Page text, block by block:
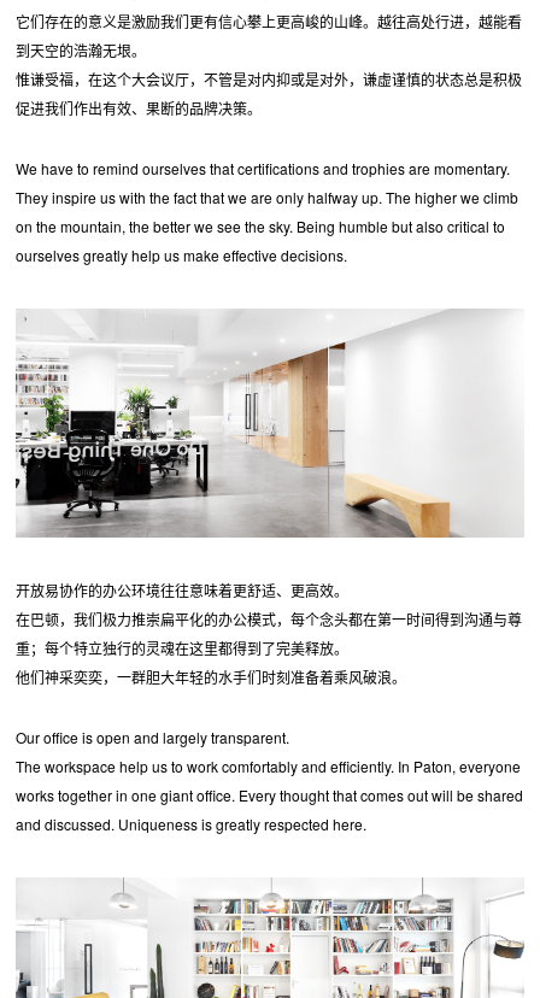
它们存在的意义是激励我们更有信心攀上更高峻的山峰。越往高处行进，越能看
到天空的浩瀚无垠。
惟谦受福，在这个大会议厅，不管是对内抑或是对外，谦虚谨慎的状态总是积极
促进我们作出有效、果断的品牌决策。
We have to remind ourselves that certifications and trophies are momentary.
They inspire us with the fact that we are only halfway up. The higher we climb
on the mountain, the better we see the sky. Being humble but also critical to
ourselves greatly help us make effective decisions.
开放易协作的办公环境往往意味着更舒适、更高效。
在巴顿，我们极力推崇扁平化的办公模式，每个念头都在第一时间得到沟通与尊
重；每个特立独行的灵魂在这里都得到了完美释放。
他们神采奕奕，一群胆大年轻的水手们时刻准备着乘风破浪。
Our office is open and largely transparent.
The workspace help us to work comfortably and efficiently. In Paton, everyone
works together in one giant office. Every thought that comes out will be shared
and discussed. Uniqueness is greatly respected here.